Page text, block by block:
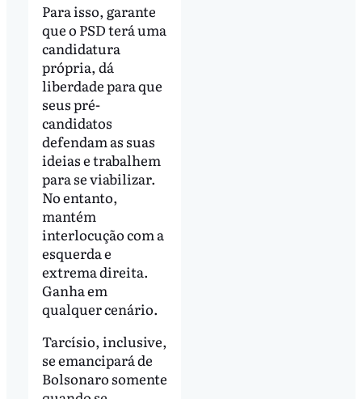
Para isso, garante
que o PSD terá uma
candidatura
própria, dá
liberdade para que
seus pré-
candidatos
defendam as suas
ideias e trabalhem
para se viabilizar.
No entanto,
mantém
interlocução com a
esquerda e
extrema direita.
Ganha em
qualquer cenário.
Tarcísio, inclusive,
se emancipará de
Bolsonaro somente